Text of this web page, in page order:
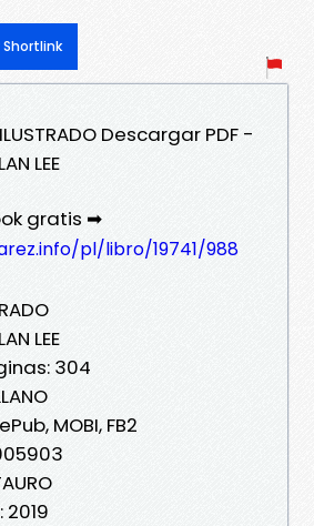
Descargar PDF -
LEE
gratis ➡
pl/libro/19741/988
LEE
304
MOBI, FB2